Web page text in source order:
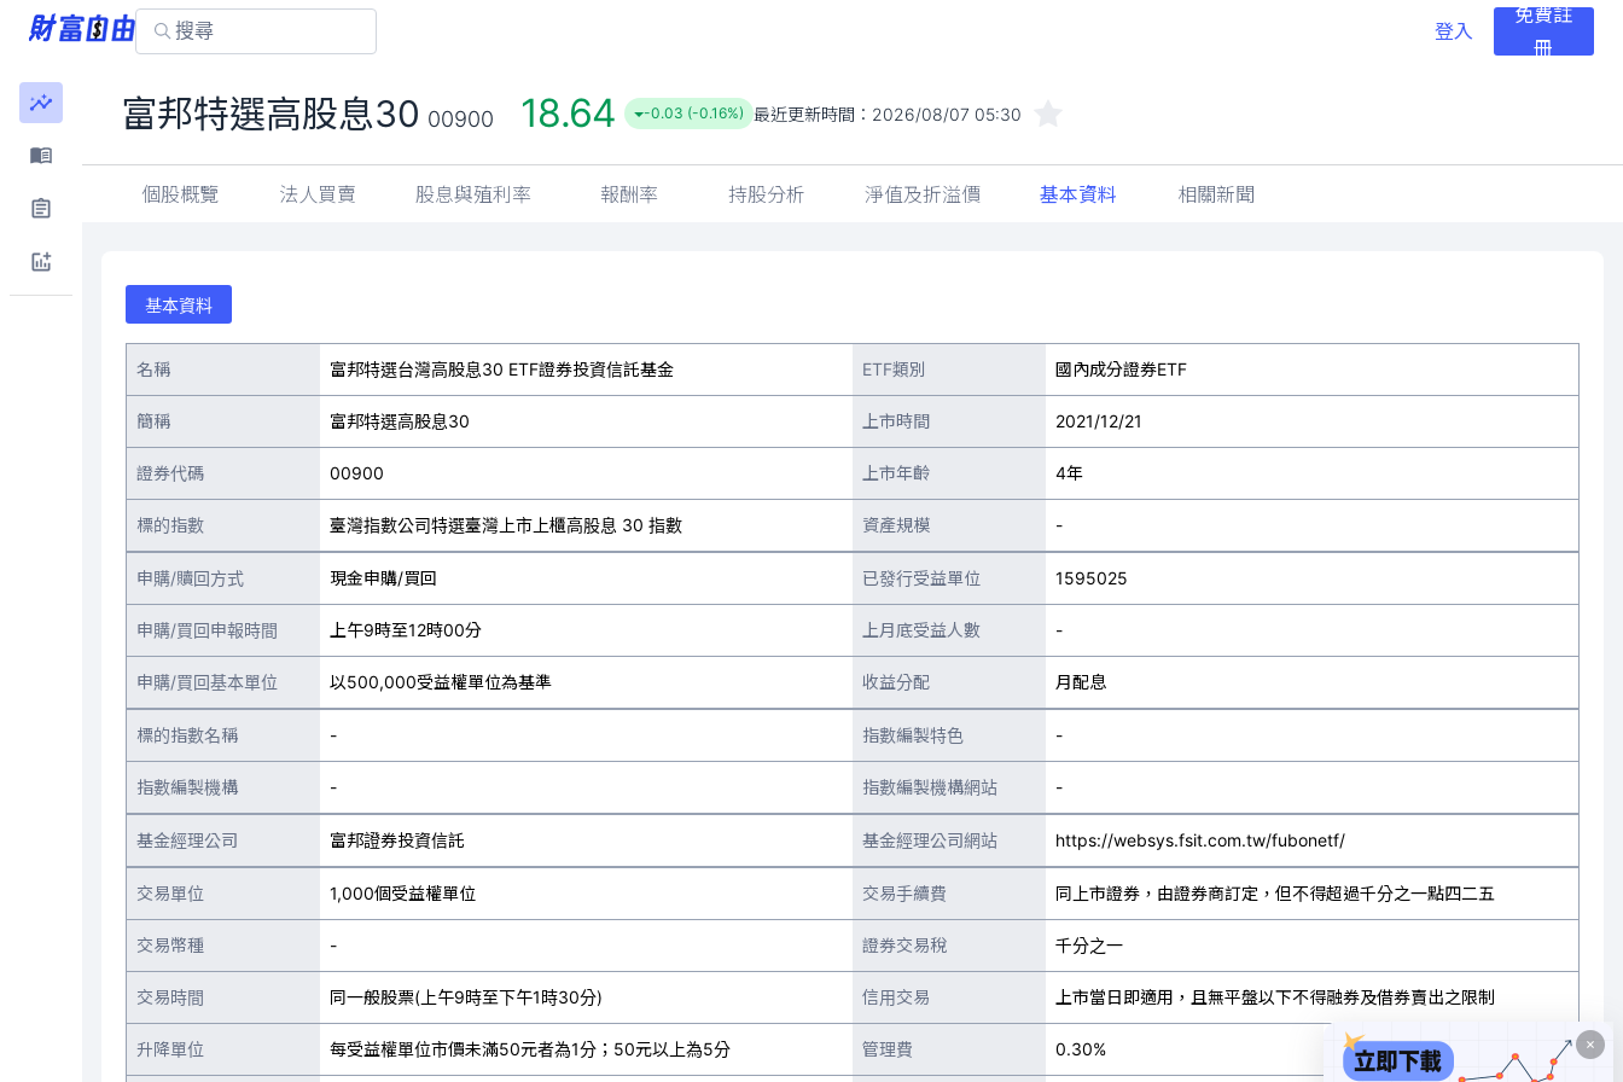
登入
免費註
冊
富邦特選高股息30 00900 18.64 -0.03 (-0.16%) 最近更新時間： 2026/08/07 05:30
個股概覽 法人買賣 股息與殖利率 報酬率 持股分析 淨值及折溢價 基本資料 相關新聞
基本資料
名稱 富邦特選台灣高股息30 ETF證券投資信託基金 ETF類別 國內成分證券ETF
簡稱 富邦特選高股息30 上市時間 2021/12/21
證券代碼 00900 上市年齡 4年
標的指數 臺灣指數公司特選臺灣上市上櫃高股息 30 指數 資產規模 -
申購/贖回方式 現金申購/買回 已發行受益單位 1595025
申購/買回申報時間 上午9時至12時00分 上月底受益人數 -
申購/買回基本單位 以500,000受益權單位為基準 收益分配 月配息
標的指數名稱 - 指數編製特色 -
指數編製機構 - 指數編製機構網站 -
基金經理公司 富邦證券投資信託 基金經理公司網站 https://websys.fsit.com.tw/fubonetf/
交易單位 1,000個受益權單位 交易手續費 同上市證券，由證券商訂定，但不得超過千分之一點四二五
交易幣種 - 證券交易稅 千分之一
交易時間 同一般股票(上午9時至下午1時30分) 信用交易 上市當日即適用，且無平盤以下不得融券及借券賣出之限制
升降單位 每受益權單位市價未滿50元者為1分；50元以上為5分 管理費 0.30%